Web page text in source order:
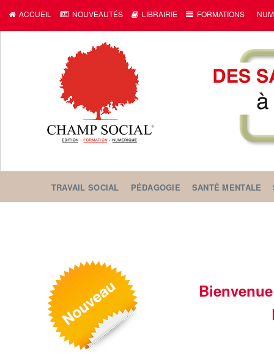
ACCUEIL NOUVEAUTÉS LIBRAIRIE FORMATIONS
TRAVAIL SOCIAL PÉDAGOGIE SANTÉ MENTALE